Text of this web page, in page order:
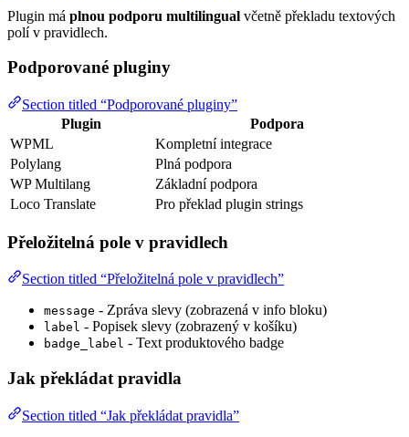
Plugin má plnou podporu multilingual včetně překladu textových
polí v pravidlech.
Podporované pluginy
Section titled “Podporované pluginy”
Plugin
Podpora
WPML
Kompletní integrace
Polylang
Plná podpora
WP Multilang
Základní podpora
Loco Translate
Pro překlad plugin strings
Přeložitelná pole v pravidlech
Section titled “Přeložitelná pole v pravidlech”
message - Zpráva slevy (zobrazená v info bloku)
label - Popisek slevy (zobrazený v košíku)
badge_label - Text produktového badge
Jak překládat pravidla
Section titled “Jak překládat pravidla”